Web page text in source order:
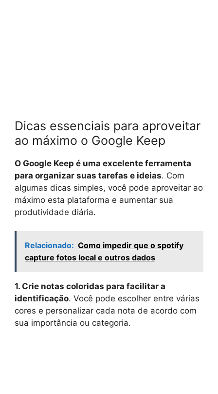
Dicas essenciais para aproveitar
ao máximo o Google Keep
O Google Keep é uma excelente ferramenta
para organizar suas tarefas e ideias. Com
algumas dicas simples, você pode aproveitar ao
máximo esta plataforma e aumentar sua
produtividade diária.
Relacionado: Como impedir que o spotify
capture fotos local e outros dados
1. Crie notas coloridas para facilitar a
identificação. Você pode escolher entre várias
cores e personalizar cada nota de acordo com
sua importância ou categoria.